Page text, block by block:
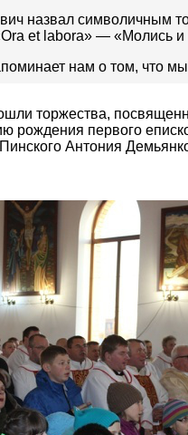
назвал символичным
et labora» — «Молись и
нам о том, что
торжества,
рождения первого
Антония